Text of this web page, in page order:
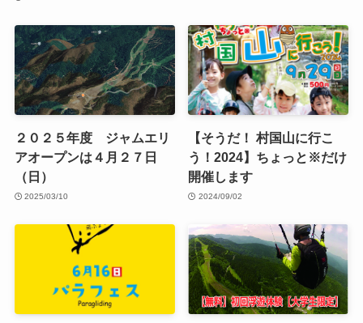
２０２５年度 ジャムエリ
アオープンは４月２７日
（日）
2025/03/10
【そうだ！ 村国山に行こ
う！2024】ちょっと※だけ
開催します
2024/09/02